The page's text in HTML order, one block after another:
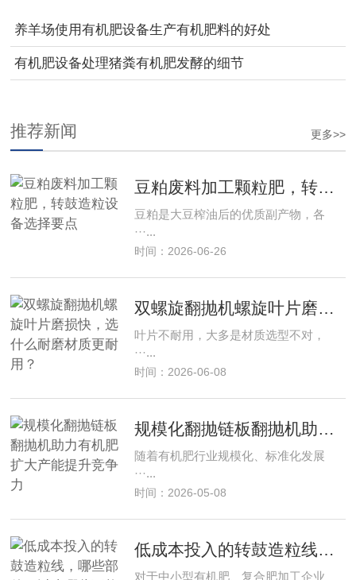
养羊场使用有机肥设备生产有机肥料的好处
有机肥设备处理猪粪有机肥发酵的细节
更多>>
推荐新闻
豆粕废料加工颗粒肥，转鼓造粒设备选择要点
豆粕是大豆榨油后的优质副产物，各
···...
时间：2026-06-26
双螺旋翻抛机螺旋叶片磨损快，选什么耐磨材质更耐用？
叶片不耐用，大多是材质选型不对，
···...
时间：2026-06-08
规模化翻抛链板翻抛机助力有机肥扩大产能提升竞争力
随着有机肥行业规模化、标准化发展
···...
时间：2026-05-08
低成本投入的转鼓造粒线，哪些部件可以省哪些不能省
对于中小型有机肥、复合肥加工企业